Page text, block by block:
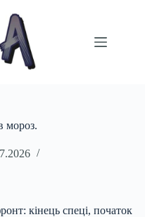
мороз.
кінець спеці, початок